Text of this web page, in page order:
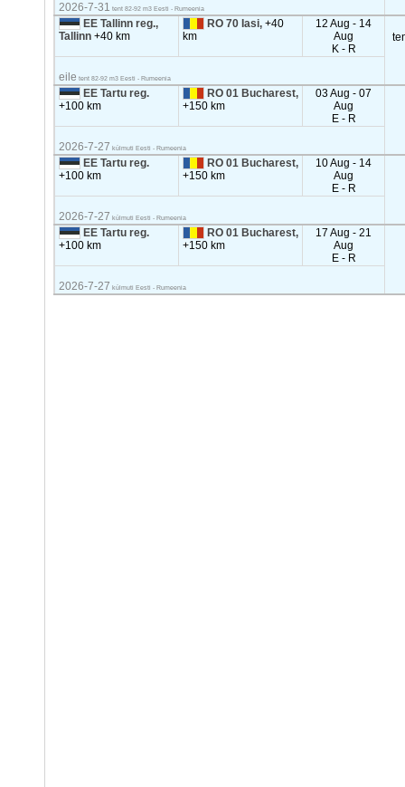
2026-7-31 tent 82-92 m3 Eesti - Rumeenia
EE Tallinn reg.,
Tallinn+40 km
RO 70 Iasi,+40
km
12 Aug - 14
Aug
K - R
eile tent 82-92 m3 Eesti - Rumeenia
EE Tartu reg.
+100 km
RO 01 Bucharest,
+150 km
03 Aug - 07
Aug
E - R
2026-7-27 külmuti Eesti - Rumeenia
EE Tartu reg.
+100 km
RO 01 Bucharest,
+150 km
10 Aug - 14
Aug
E - R
2026-7-27 külmuti Eesti - Rumeenia
EE Tartu reg.
+100 km
RO 01 Bucharest,
+150 km
17 Aug - 21
Aug
E - R
2026-7-27 külmuti Eesti - Rumeenia